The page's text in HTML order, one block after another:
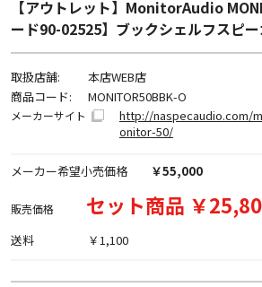
【アウトレット】MonitorAudio
ード90-02525】ブックシェルフスピー
取扱店舗:
本店WEB店
商品コード:
MONITOR50BBK-O
メーカーサイト
http://naspecaudio.com/
onitor-50/
メーカー希望小売価格 ￥55,000
販売価格 セット商品 ￥
送料 ￥1,100